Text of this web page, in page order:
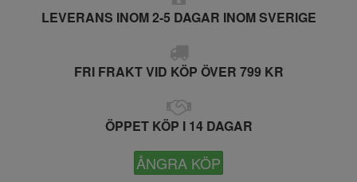
LEVERANS INOM 2-5 DAGAR INOM SVERIGE
FRI FRAKT VID KÖP ÖVER 799 KR
ÖPPET KÖP I 14 DAGAR
ÅNGRA KÖP